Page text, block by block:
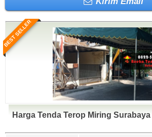
BEST SELLER
Harga Tenda Terop Miring Surabaya